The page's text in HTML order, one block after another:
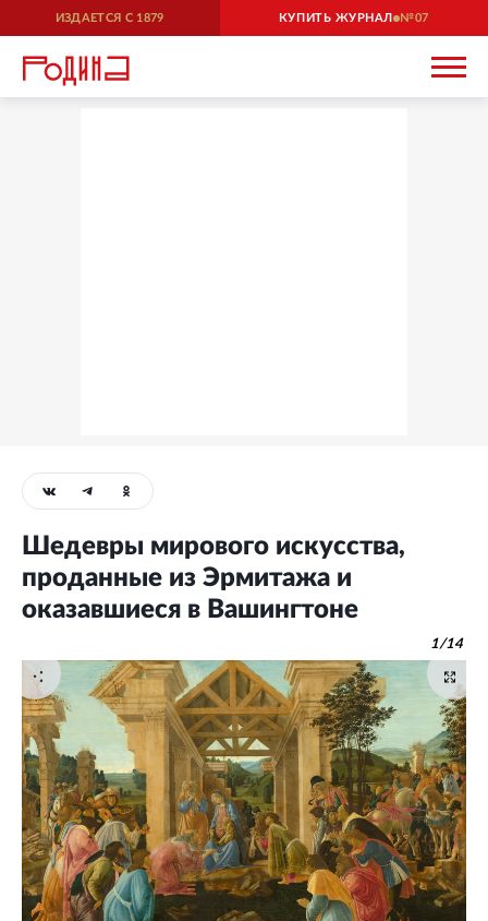
ИЗДАЕТСЯ С 1879 КУПИТЬ ЖУРНАЛ 07
Шедевры мирового искусства,
проданные из Эрмитажа и
оказавшиеся в Вашингтоне
1/14